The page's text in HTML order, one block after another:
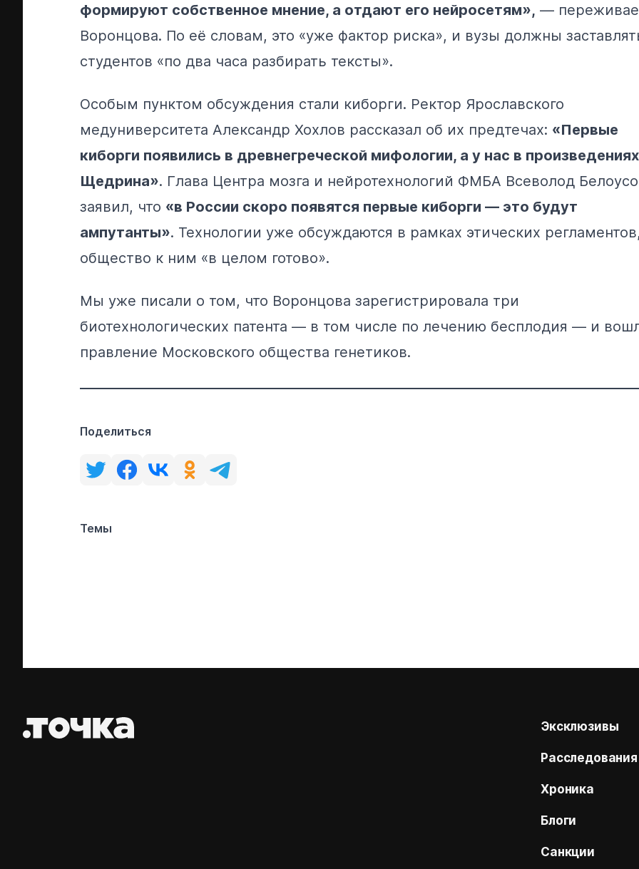
формируют собственное мнение, а отдают его нейросетям», —
Воронцова. По её словам, это «уже фактор риска», и вузы должны
студентов «по два часа разбирать тексты».
Особым пунктом обсуждения стали киборги. Ректор Ярославского
медуниверситета Александр Хохлов рассказал об их предтечах: «Первые
киборги появились в древнегреческой мифологии, а у нас в произведениях
Щедрина». Глава Центра мозга и нейротехнологий ФМБА Всеволод
заявил, что «в России скоро появятся первые киборги — это будут
ампутанты». Технологии уже обсуждаются в рамках этических
общество к ним «в целом готово».
Мы уже писали о том, что Воронцова зарегистрировала три
биотехнологических патента — в том числе по лечению бесплодия — и
правление Московского общества генетиков.
Поделиться
Темы
Эксклюзивы
Расследования
Хроника
Блоги
Санкции